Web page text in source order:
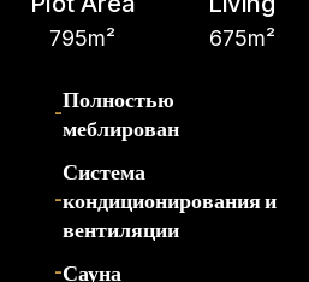
795m² 675m²
Полностью
меблирован
Система
кондиционирования и
вентиляции
Сауна